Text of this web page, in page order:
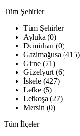
Tüm Şehirler
Tüm Şehirler
Ayluka (0)
Demirhan (0)
Gazimağusa (415)
Girne (71)
Güzelyurt (6)
İskele (427)
Lefke (5)
Lefkoşa (27)
Mersin (0)
Tüm İlçeler